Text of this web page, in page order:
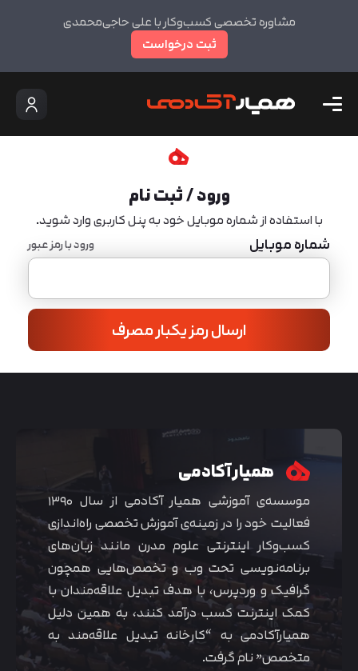
مشاوره تخصصی کسب‌وکار با علی حاجی‌محمدی
ثبت درخواست
ورود / ثبت نام
با استفاده از شماره موبایل خود به پنل کاربری وارد شوید.
شماره موبایل ورود با رمز عبور
ارسال رمز یکبار مصرف
همیار آکادمی
موسسه‌ی آموزشی همیار آکادمی از سال ۱۳۹۰
فعالیت خود را در زمینه‌ی آموزش تخصصی راه‌اندازی
کسب‌و‌کار اینترنتی علوم مدرن مانند زبان‌های
برنامه‌نویسی تحت وب و تخصص‌هایی همچون
گرافیک و وردپرس، با هدف تبدیل علاقه‌مندان با
کمک اینترنت کسب درآمد کنند، به همین دلیل
همیارآکادمی به “کارخانه تبدیل علاقه‌مند به
متخصص” نام گرفت.
متوجه شدم